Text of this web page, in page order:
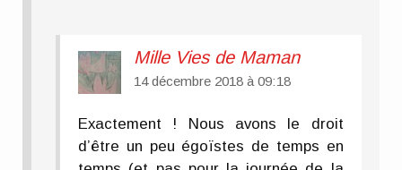
Mille Vies de Maman
14 décembre 2018 à 09:18
Exactement ! Nous avons le droit
d’être un peu égoïstes de temps en